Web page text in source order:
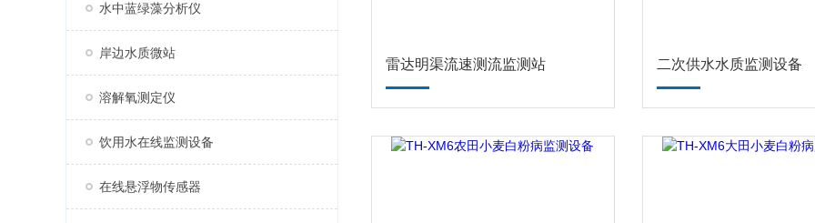
水中蓝绿藻分析仪
岸边水质微站
溶解氧测定仪
饮用水在线监测设备
在线悬浮物传感器
雷达明渠流速测流监测站 二次供水水质监测设备